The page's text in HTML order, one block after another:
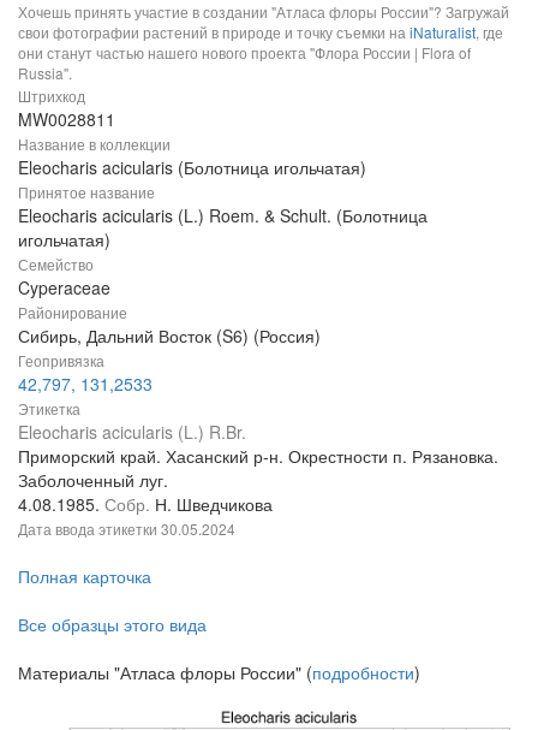
Хочешь принять участие в создании "Атласа флоры России"? Загружай
свои фотографии растений в природе и точку съемки на iNaturalist, где
они станут частью нашего нового проекта "Флора России | Flora of
Russia".
Штрихкод
MW0028811
Название в коллекции
Eleocharis acicularis (Болотница игольчатая)
Принятое название
Eleocharis acicularis (L.) Roem. & Schult. (Болотница
игольчатая)
Семейство
Cyperaceae
Районирование
Сибирь, Дальний Восток (S6) (Россия)
Геопривязка
42,797, 131,2533
Этикетка
Eleocharis acicularis (L.) R.Br.
Приморский край. Хасанский р-н. Окрестности п. Рязановка.
Заболоченный луг.
4.08.1985. Собр. Н. Шведчикова
Дата ввода этикетки 30.05.2024
Полная карточка
Все образцы этого вида
Материалы "Атласа флоры России" (подробности)